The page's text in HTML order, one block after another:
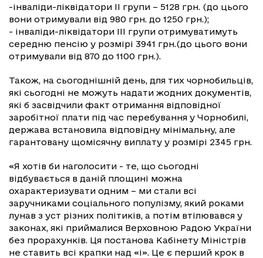
-інваліди-ліквідатори II групи – 5128 грн. (до цього
вони отримували від 980 грн. до 1250 грн.);
- інваліди-ліквідатори III групи отримуватимуть
середню пенсію у розмірі 3941 грн.(до цього вони
отримували від 870 до 1100 грн.).
Також, на сьогоднішній день, для тих чорнобильців,
які сьогодні не можуть надати жодних документів,
які б засвідчили факт отримання відповідної
заробітної плати під час перебування у Чорнобилі,
держава встановила відповідну мінімальну, але
гарантовану щомісячну виплату у розмірі 2345 грн.
«Я хотів би наголосити - те, що сьогодні
відбувається в даній площині можна
охарактеризувати одним – ми стали всі
заручниками соціального популізму, який роками
лунав з уст різних політиків, а потім втілювався у
законах, які приймалися Верховною Радою України
без прорахунків. Ця постанова Кабінету Міністрів
не ставить всі крапки над «і». Це є перший крок в